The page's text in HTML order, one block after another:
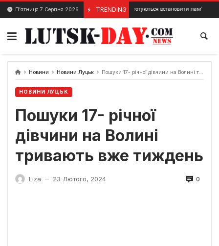
Skip
content
П’ятниця 7 Серпня 2026 TRENDING
10 Грудня, 2023 У Луцьку готуються встановити пам’ятні знаки для
Новини Новини Луцьк Пошуки 17- річної дівчини на Волині тривають вже тиждень
НОВИНИ ЛУЦЬК
Пошуки 17- річної
дівчини на Волині
тривають вже тиждень
Liza — 23 Лютого, 2024 0